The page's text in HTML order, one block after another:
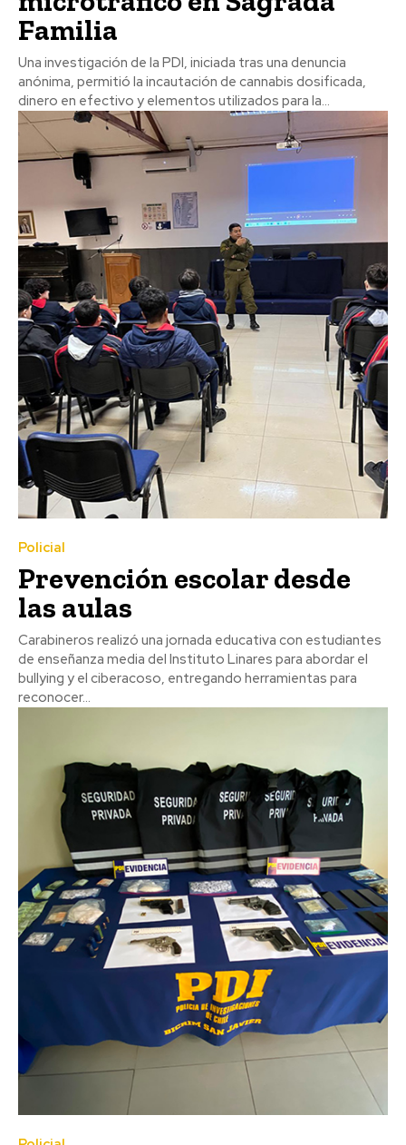
Familia
Una investigación de la PDI, iniciada tras una denuncia
anónima, permitió la incautación de cannabis dosificada,
dinero en efectivo y elementos utilizados para la...
Policial
Prevención escolar desde
las aulas
Carabineros realizó una jornada educativa con estudiantes
de enseñanza media del Instituto Linares para abordar el
bullying y el ciberacoso, entregando herramientas para
reconocer...